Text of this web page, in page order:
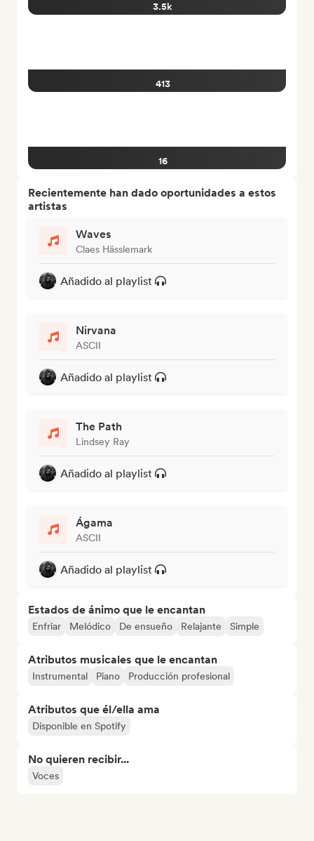
3.5k
413
16
Recientemente han dado oportunidades a estos
artistas
Waves
Claes Hässlemark
Añadido al playlist
Nirvana
ASCII
Añadido al playlist
The Path
Lindsey Ray
Añadido al playlist
Ágama
ASCII
Añadido al playlist
Estados de ánimo que le encantan
Enfriar Melódico De ensueño Relajante Simple
Atributos musicales que le encantan
Instrumental Piano Producción profesional
Atributos que él/ella ama
Disponible en Spotify
No quieren recibir...
Voces